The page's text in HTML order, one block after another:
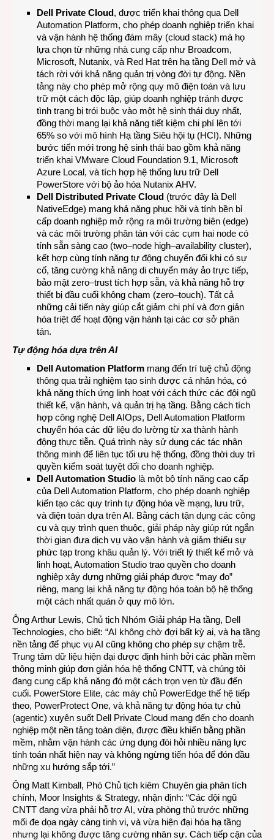
Dell Private Cloud, được triển khai thông qua Dell
Automation Platform, cho phép doanh nghiệp triển khai
và vận hành hệ thống đám mây (cloud stack) mà họ
lựa chọn từ những nhà cung cấp như Broadcom,
Microsoft, Nutanix, và Red Hat trên hạ tầng Dell mở và
tách rời với khả năng quản trị vòng đời tự động. Nền
tảng này cho phép mở rộng quy mô điện toán và lưu
trữ một cách độc lập, giúp doanh nghiệp tránh được
tình trạng bị trói buộc vào một hệ sinh thái duy nhất,
đồng thời mang lại khả năng tiết kiệm chi phí lên tới
65% so với mô hình Hạ tầng Siêu hội tụ (HCI). Những
bước tiến mới trong hệ sinh thái bao gồm khả năng
triển khai VMware Cloud Foundation 9.1, Microsoft
Azure Local, và tích hợp hệ thống lưu trữ Dell
PowerStore với bộ ảo hóa Nutanix AHV.
Dell Distributed Private Cloud (trước đây là Dell
NativeEdge) mang khả năng phục hồi và tính bền bỉ
cấp doanh nghiệp mở rộng ra môi trường biên (edge)
và các môi trường phân tán với các cụm hai node có
tính sẵn sàng cao (two–node high–availability cluster),
kết hợp cùng tính năng tự động chuyển đổi khi có sự
cố, tăng cường khả năng di chuyển máy ảo trực tiếp,
bảo mật zero–trust tích hợp sẵn, và khả năng hỗ trợ
thiết bị đầu cuối không chạm (zero–touch). Tất cả
những cải tiến này giúp cắt giảm chi phí và đơn giản
hóa triệt để hoạt động vận hành tại các cơ sở phân
tán.
Tự động hóa dựa trên AI
Dell Automation Platform mang đến trí tuệ chủ động
thông qua trải nghiệm tạo sinh được cá nhân hóa, có
khả năng thích ứng linh hoạt với cách thức các đội ngũ
thiết kế, vận hành, và quản trị hạ tầng. Bằng cách tích
hợp công nghệ Dell AIOps, Dell Automation Platform
chuyển hóa các dữ liệu đo lường từ xa thành hành
động thực tiễn. Quá trình này sử dụng các tác nhân
thông minh để liên tục tối ưu hệ thống, đồng thời duy trì
quyền kiểm soát tuyệt đối cho doanh nghiệp.
Dell Automation Studio là một bộ tính năng cao cấp
của Dell Automation Platform, cho phép doanh nghiệp
kiến tạo các quy trình tự động hóa về mạng, lưu trữ,
và điện toán dựa trên AI. Bằng cách tận dụng các công
cụ và quy trình quen thuộc, giải pháp này giúp rút ngắn
thời gian đưa dịch vụ vào vận hành và giảm thiểu sự
phức tạp trong khâu quản lý. Với triết lý thiết kế mở và
linh hoạt, Automation Studio trao quyền cho doanh
nghiệp xây dựng những giải pháp được “may đo”
riêng, mang lại khả năng tự động hóa toàn bộ hệ thống
một cách nhất quán ở quy mô lớn.
Ông Arthur Lewis, Chủ tịch Nhóm Giải pháp Hạ tầng, Dell
Technologies, cho biết: “AI không chờ đợi bất kỳ ai, và hạ tầng
nền tảng để phục vụ AI cũng không cho phép sự chậm trễ.
Trung tâm dữ liệu hiện đại được định hình bởi các phần mềm
thông minh giúp đơn giản hóa hệ thống CNTT, và chúng tôi
đang cung cấp khả năng đó một cách trọn vẹn từ đầu đến
cuối. PowerStore Elite, các máy chủ PowerEdge thế hệ tiếp
theo, PowerProtect One, và khả năng tự động hóa tự chủ
(agentic) xuyên suốt Dell Private Cloud mang đến cho doanh
nghiệp một nền tảng toàn diện, được điều khiển bằng phần
mềm, nhằm vận hành các ứng dụng đòi hỏi nhiều năng lực
tính toán nhất hiện nay và không ngừng tiến hóa để đón đầu
những xu hướng sắp tới.”
Ông Matt Kimball, Phó Chủ tịch kiêm Chuyên gia phân tích
chính, Moor Insights & Strategy, nhận định: “Các đội ngũ
CNTT đang vừa phải hỗ trợ AI, vừa phòng thủ trước những
mối đe dọa ngày càng tinh vi, và vừa hiện đại hóa hạ tầng
nhưng lại không được tăng cường nhân sự. Cách tiếp cận của